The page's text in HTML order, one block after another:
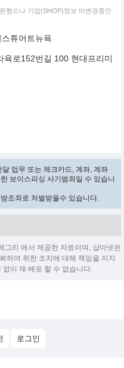
했으나 기업(SHOP)정보 미변경중인
튜어트뉴욕
육로152번길 100 현대프리미
업무 또는 체크카드, 계좌, 계좌
보이스피싱 사기범죄일 수 있습니
조죄로 처벌받을수 있습니다.
리 에서 제공한 자료이며, 샵마넷은
하여 취한 조치에 대해 책임을 지지
이 재 배포 할 수 없습니다.
로그인